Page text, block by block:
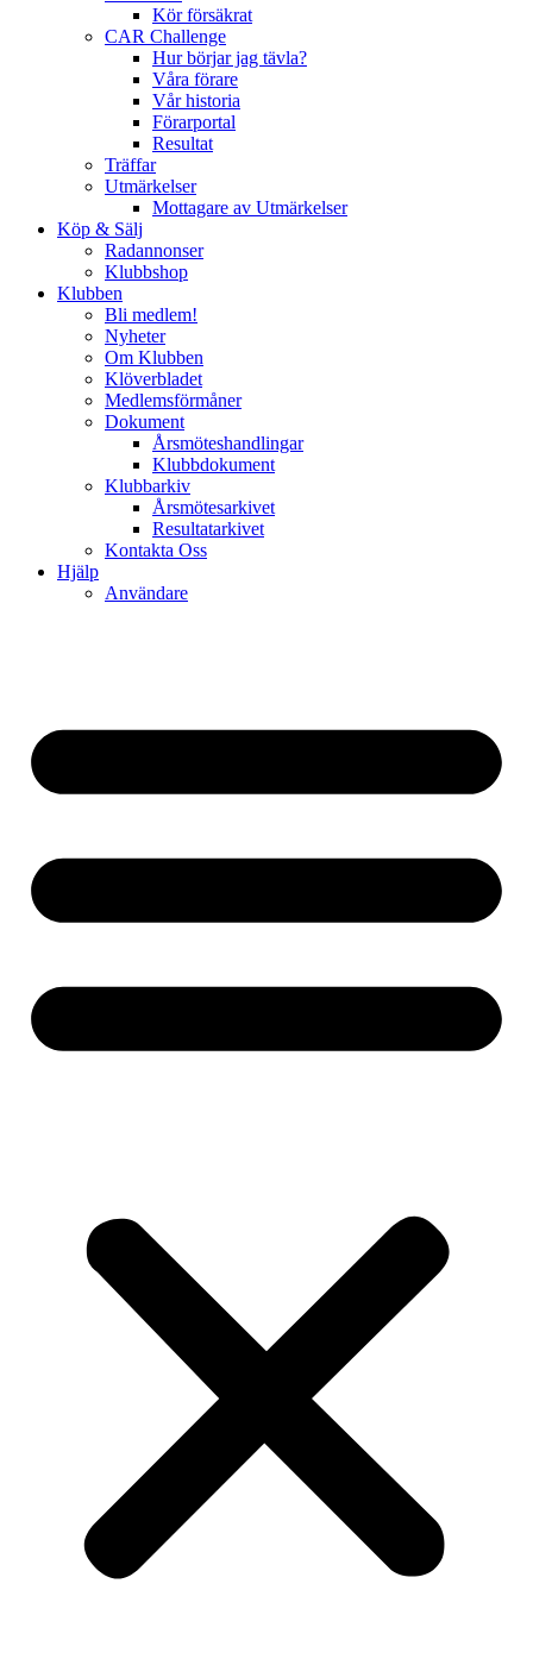
Kör försäkrat
CAR Challenge
Hur börjar jag tävla?
Våra förare
Vår historia
Förarportal
Resultat
Träffar
Utmärkelser
Mottagare av Utmärkelser
Köp & Sälj
Radannonser
Klubbshop
Klubben
Bli medlem!
Nyheter
Om Klubben
Klöverbladet
Medlemsförmåner
Dokument
Årsmöteshandlingar
Klubbdokument
Klubbarkiv
Årsmötesarkivet
Resultatarkivet
Kontakta Oss
Hjälp
Användare